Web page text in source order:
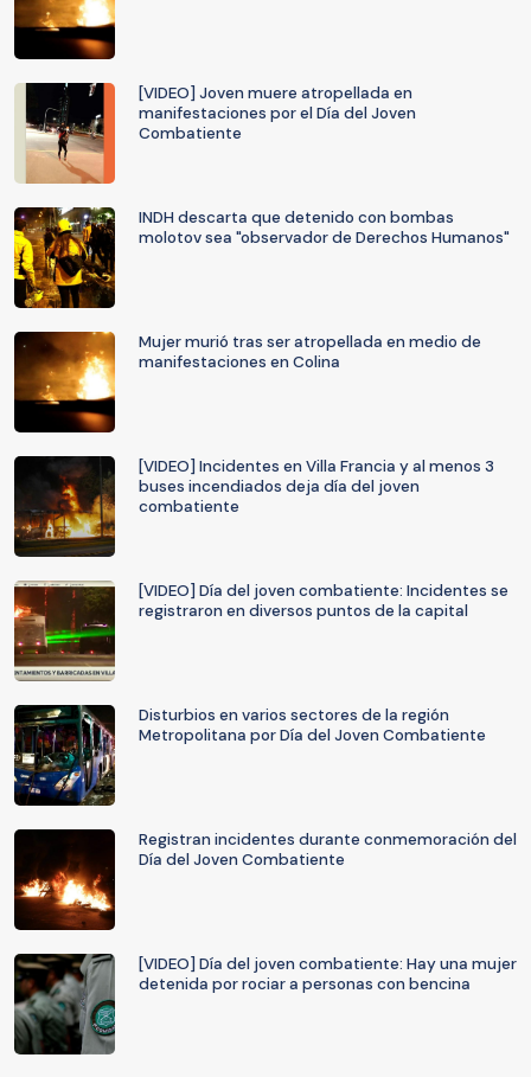
[VIDEO] Joven muere atropellada en
manifestaciones por el Día del Joven
Combatiente
INDH descarta que detenido con bombas
molotov sea "observador de Derechos Humanos"
Mujer murió tras ser atropellada en medio de
manifestaciones en Colina
[VIDEO] Incidentes en Villa Francia y al menos 3
buses incendiados deja día del joven
combatiente
[VIDEO] Día del joven combatiente: Incidentes se
registraron en diversos puntos de la capital
Disturbios en varios sectores de la región
Metropolitana por Día del Joven Combatiente
Registran incidentes durante conmemoración del
Día del Joven Combatiente
[VIDEO] Día del joven combatiente: Hay una mujer
detenida por rociar a personas con bencina